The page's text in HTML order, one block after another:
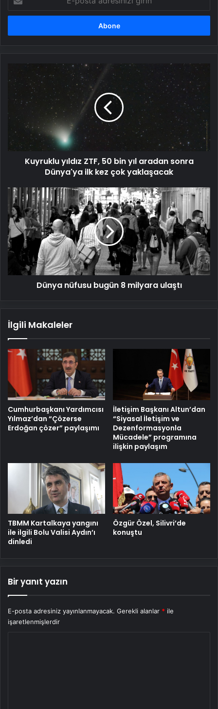
posta
adresinizi
Kuyruklu
yıldız
ZTF,
50
yıl
aradan
sonra
Dünya'ya
yaklaşacak
Kuyruklu yıldız ZTF, 50 bin yıl aradan sonra
Dünya'ya ilk kez çok yaklaşacak
Dünya
nüfusu
bugün
8
milyara
ulaştı
Dünya nüfusu bugün 8 milyara ulaştı
İlgili Makaleler
Cumhurbaşkanı Yardımcısı
Yılmaz’dan “Çözerse
Erdoğan çözer” paylaşımı
İletişim Başkanı Altun’dan
“Siyasal İletişim ve
Dezenformasyonla
Mücadele” programına
ilişkin paylaşım
TBMM Kartalkaya yangını
ile ilgili Bolu Valisi Aydın’ı
dinledi
Özgür Özel, Silivri’de
konuştu
Bir yanıt yazın
E-posta adresiniz yayınlanmayacak. Gerekli alanlar * ile
işaretlenmişlerdir